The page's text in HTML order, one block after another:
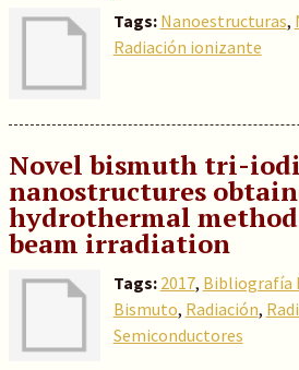
Tags: Nanoestructuras,
Radiación ionizante
Novel bismuth tri-
nanostructures
hydrothermal
beam irradiation
Tags: 2017, Bibliografía
Bismuto, Radiación,
Semiconductores